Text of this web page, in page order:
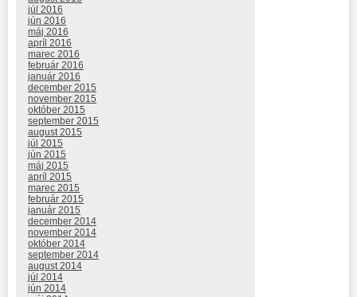
júl 2016
jún 2016
máj 2016
apríl 2016
marec 2016
február 2016
január 2016
december 2015
november 2015
október 2015
september 2015
august 2015
júl 2015
jún 2015
máj 2015
apríl 2015
marec 2015
február 2015
január 2015
december 2014
november 2014
október 2014
september 2014
august 2014
júl 2014
jún 2014